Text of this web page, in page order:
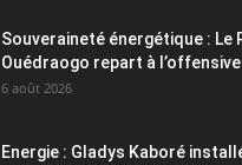
Souveraineté énergétique : Le
Ouédraogo repart à
6 août 2026
Energie : Gladys Kaboré